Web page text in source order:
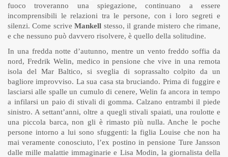
fuoco troveranno una spiegazione, continuano a essere
incomprensibili le relazioni tra le persone, con i loro segreti e
silenzi. Come scriveMankell stesso, il grande mistero che rimane,
e che nessuno può davvero risolvere, è quello della solitudine.
In una fredda notte d’autunno, mentre un vento freddo soffia da
nord, Fredrik Welin, medico in pensione che vive in una remota
isola del Mar Baltico, si sveglia di soprassalto colpito da un
bagliore improvviso. La sua casa sta bruciando. Prima di fuggire e
lasciarsi alle spalle un cumulo di cenere, Welin fa ancora in tempo
a infilarsi un paio di stivali di gomma. Calzano entrambi il piede
sinistro. A settant’anni, oltre a quegli stivali spaiati, una roulotte e
una piccola barca, non gli è rimasto più nulla. Anche le poche
persone intorno a lui sono sfuggenti: la figlia Louise che non ha
mai veramente conosciuto, l’ex postino in pensione Ture Jansson
dalle mille malattie immaginarie e Lisa Modin, la giornalista della